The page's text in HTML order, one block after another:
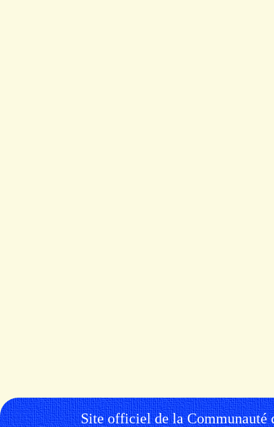
Site officiel de la Communauté